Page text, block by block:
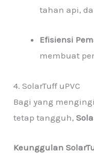
tahan api,
Efisiensi
membuat
4. SolarTuff uPVC
Bagi yang
tetap tangguh,
Keunggulan